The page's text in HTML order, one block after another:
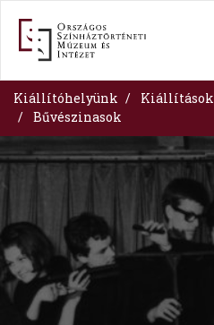
content
Kiállítóhelyünk Kiállítások
Bűvészinasok